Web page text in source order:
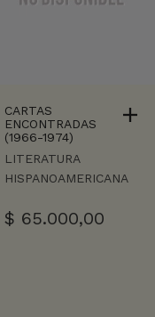
CARTAS
ENCONTRADAS
(1966-1974)
LITERATURA
HISPANOAMERICANA
$ 65.000,00